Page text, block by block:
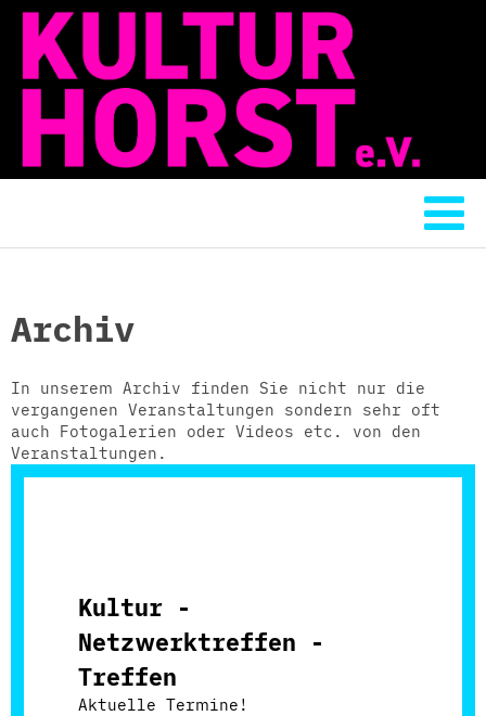
Archiv
In unserem Archiv finden Sie nicht nur die
vergangenen Veranstaltungen sondern sehr oft
auch Fotogalerien oder Videos etc. von den
Veranstaltungen.
Kultur -
Netzwerktreffen -
Treffen
Aktuelle Termine!